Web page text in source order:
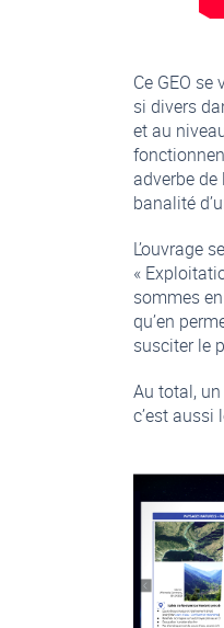
Ce GEO
si divers
et au
adverbe
banalité
L’ouvrage
«
sommes
qu’en
susciter le
Au total,
c’est aussi